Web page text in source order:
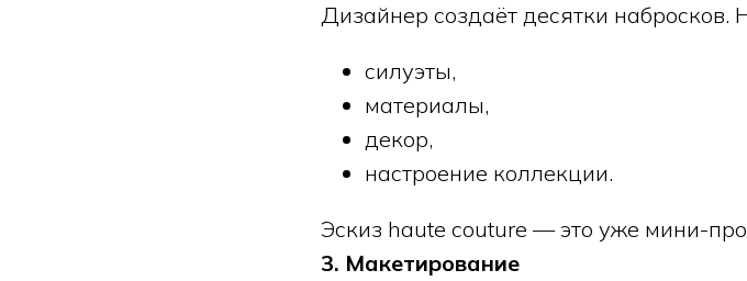
Дизайнер создаёт десятки набросков.
силуэты,
материалы,
декор,
настроение коллекции.
Эскиз haute couture — это уже мини-
3. Макетирование